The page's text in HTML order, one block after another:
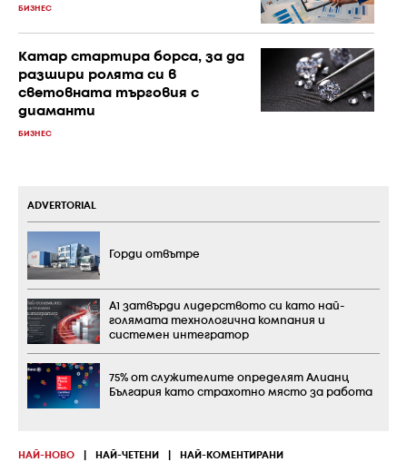
БИЗНЕС
Катар стартира борса, за да
разшири ролята си в
световната търговия с
диаманти
БИЗНЕС
НАЙ-НОВО НАЙ-ЧЕТЕНИ НАЙ-КОМЕНТИРАНИ
ADVERTORIAL
Горди отвътре
А1 затвърди лидерството си като най-
голямата технологична компания и
системен интегратор
75% от служителите определят Алианц
България като страхотно място за работа